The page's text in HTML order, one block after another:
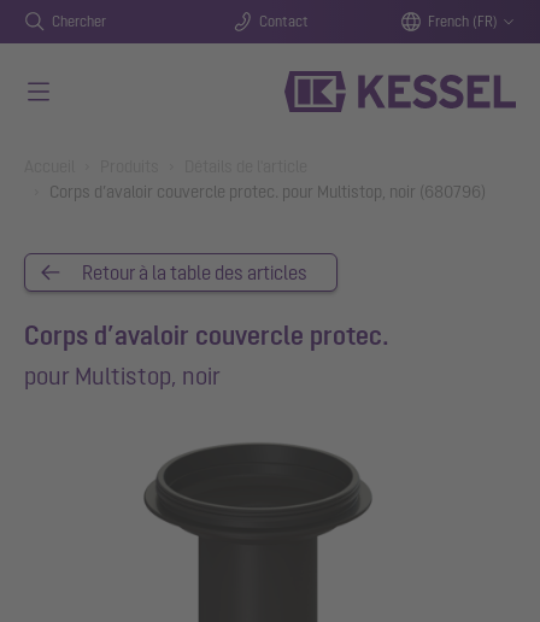
Chercher Contact French (FR)
Corps d’avaloir couvercle protec. pour Multistop, noir (680796)
Retour à la table des articles
Corps d’avaloir couvercle protec.
pour Multistop, noir